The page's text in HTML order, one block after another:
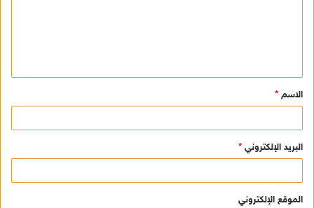
ق
*
الاسم *
البريد الإلكتروني *
الموقع الإلكتروني